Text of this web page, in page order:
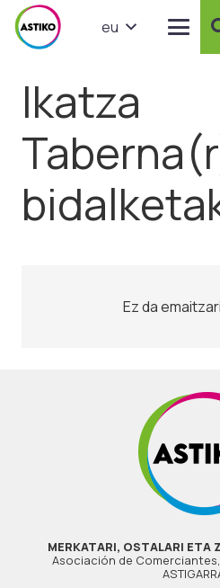
eu
Ikatza
Ez da
MERKATARI, OSTALARI ETA
Asociación de